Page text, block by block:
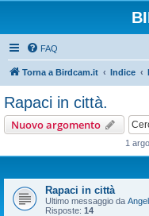
FAQ
Torna a Birdcam.it Indice
Rapaci in città.
Nuovo argomento
1
Rapaci in città
Ultimo messaggio da
Risposte: 14